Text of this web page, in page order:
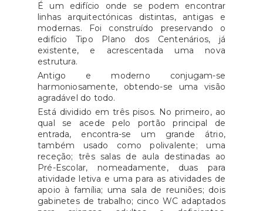
É um edifício onde se podem encontrar
linhas arquitectónicas distintas, antigas e
modernas. Foi construído preservando o
edifício Tipo Plano dos Centenários, já
existente, e acrescentada uma nova
estrutura.
Antigo e moderno conjugam-se
harmoniosamente, obtendo-se uma visão
agradável do todo.
Está dividido em três pisos. No primeiro, ao
qual se acede pelo portão principal de
entrada, encontra-se um grande átrio,
também usado como polivalente; uma
receção; três salas de aula destinadas ao
Pré-Escolar, nomeadamente, duas para
atividade letiva e uma para as atividades de
apoio à família; uma sala de reuniões; dois
gabinetes de trabalho; cinco WC adaptados